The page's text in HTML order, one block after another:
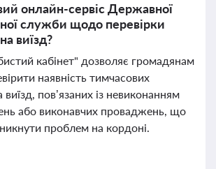
онлайн-сервіс Державної
служби щодо перевірки
виїзд?
кабінет" дозволяє громадянам
наявність тимчасових
пов’язаних із невиконанням
або виконавчих проваджень, що
проблем на кордоні.